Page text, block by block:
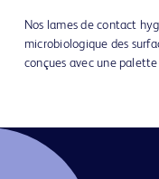
Nos lames de contact
microbiologique des
conçues avec une